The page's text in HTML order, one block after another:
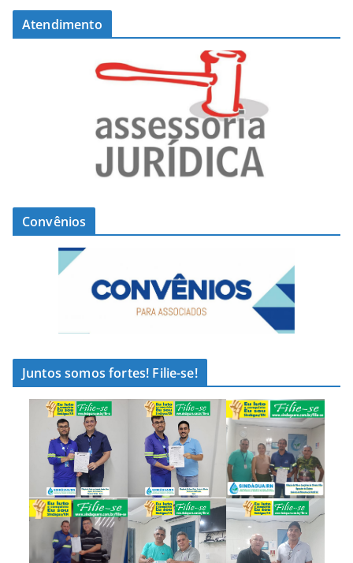
Atendimento
Convênios
Juntos somos fortes! Filie-se!